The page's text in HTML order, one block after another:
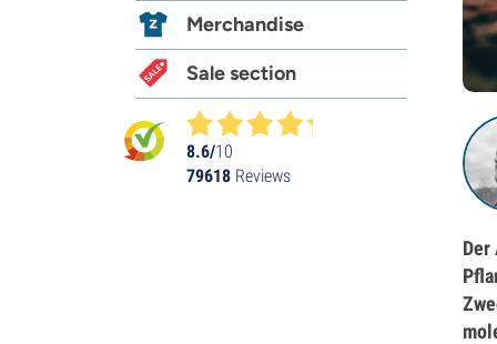
Merchandise
Sale section
8.6/10
79618 Reviews